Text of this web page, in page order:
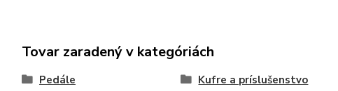
Tovar zaradený v kategóriách
Pedále Kufre a príslušenstvo